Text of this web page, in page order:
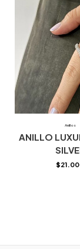
Anillos
ANILLO
$